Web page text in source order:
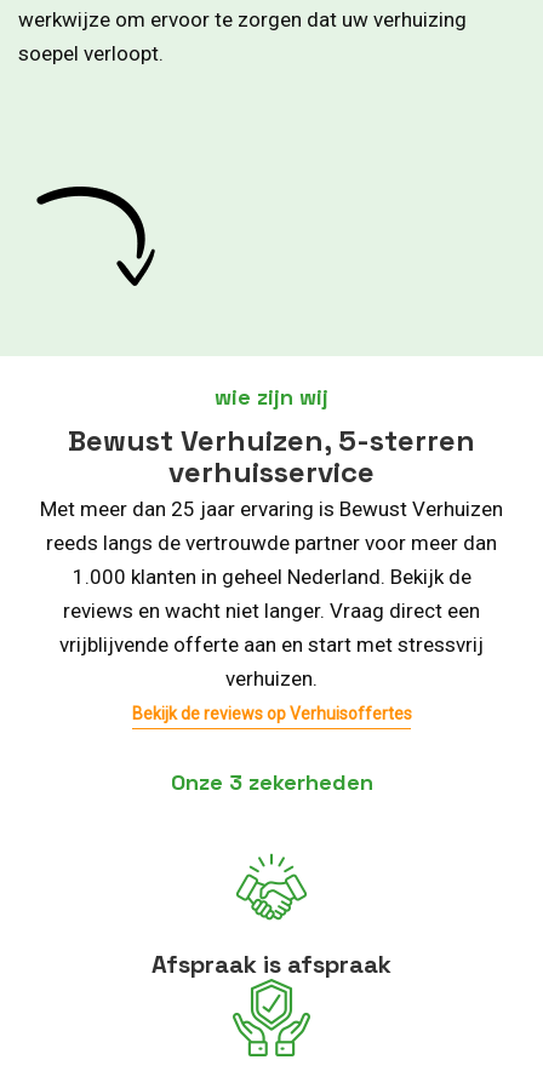
werkwijze om ervoor te zorgen dat uw verhuizing
soepel verloopt.
wie zijn wij
Bewust Verhuizen, 5-sterren
verhuisservice
Met meer dan 25 jaar ervaring is Bewust Verhuizen
reeds langs de vertrouwde partner voor meer dan
1.000 klanten in geheel Nederland. Bekijk de
reviews en wacht niet langer. Vraag direct een
vrijblijvende offerte aan en start met stressvrij
verhuizen.
Bekijk de reviews op Verhuisoffertes
Onze 3 zekerheden
Afspraak is afspraak